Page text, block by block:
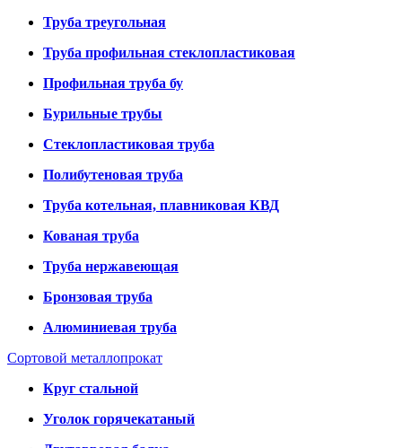
Труба треугольная
Труба профильная стеклопластиковая
Профильная труба бу
Бурильные трубы
Стеклопластиковая труба
Полибутеновая труба
Труба котельная, плавниковая КВД
Кованая труба
Труба нержавеющая
Бронзовая труба
Алюминиевая труба
Сортовой металлопрокат
Круг стальной
Уголок горячекатаный